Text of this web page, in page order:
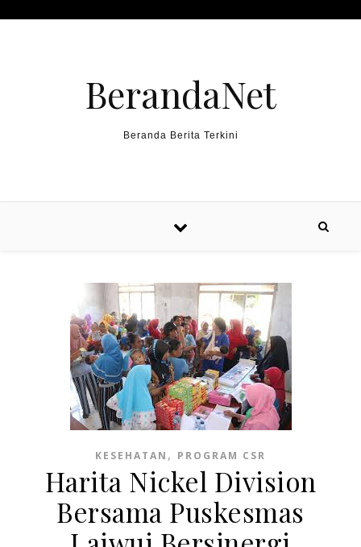
BerandaNet
Beranda Berita Terkini
KESEHATAN , PROGRAM CSR
Harita Nickel Division
Bersama Puskesmas